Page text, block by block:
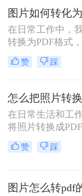
文将介绍三种常
法。
在日常工作中，
转换为PDF格式
印。那么图片如
本文将介绍三种
和适用场景，您
选择最合适的方
赞 踩
在日常生活和工
将照片转换成
进行分享、存储
照片转换成pdf呢
赞 踩